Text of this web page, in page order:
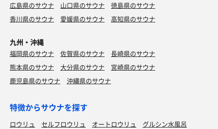
広島県のサウナ
山口県のサウナ
徳島県のサウナ
香川県のサウナ
愛媛県のサウナ 高知県のサウナ
九州・沖縄
福岡県のサウナ 佐賀県のサウナ
長崎県のサウナ
熊本県のサウナ
大分県のサウナ
宮崎県のサウナ
鹿児島県のサウナ
沖縄県のサウナ
特徴からサウナを探す
ロウリュ セルフロウリュ オートロウリュ
グルシン水風呂